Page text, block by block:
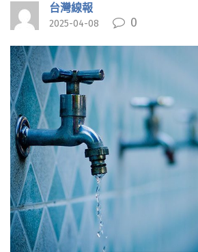
台灣線報
2025-04-08 0